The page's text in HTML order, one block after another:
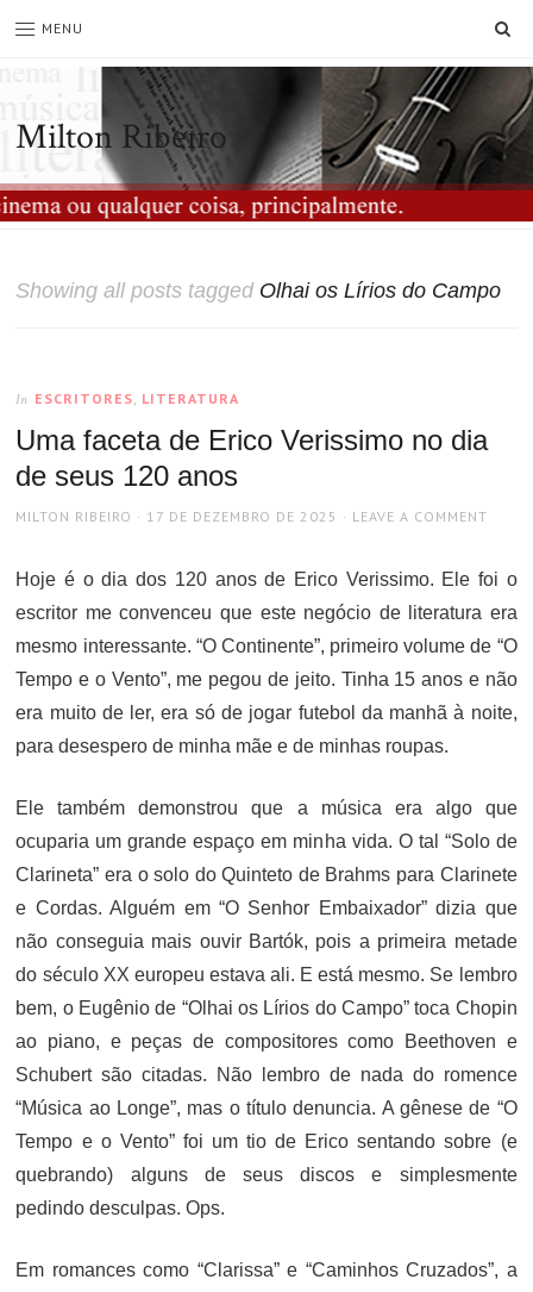
MENU
Milton Ribeiro
Showing all posts tagged Olhai os Lírios do Campo
In ESCRITORES, LITERATURA
Uma faceta de Erico Verissimo no dia
de seus 120 anos
AUTHOR
MILTON RIBEIRO
POSTED
17 DE DEZEMBRO DE 2025 LEAVE A COMMENT
Hoje é o dia dos 120 anos de Erico Verissimo. Ele foi o
escritor me convenceu que este negócio de literatura era
mesmo interessante. “O Continente”, primeiro volume de “O
Tempo e o Vento”, me pegou de jeito. Tinha 15 anos e não
era muito de ler, era só de jogar futebol da manhã à noite,
para desespero de minha mãe e de minhas roupas.
Ele também demonstrou que a música era algo que
ocuparia um grande espaço em minha vida. O tal “Solo de
Clarineta” era o solo do Quinteto de Brahms para Clarinete
e Cordas. Alguém em “O Senhor Embaixador” dizia que
não conseguia mais ouvir Bartók, pois a primeira metade
do século XX europeu estava ali. E está mesmo. Se lembro
bem, o Eugênio de “Olhai os Lírios do Campo” toca Chopin
ao piano, e peças de compositores como Beethoven e
Schubert são citadas. Não lembro de nada do romence
“Música ao Longe”, mas o título denuncia. A gênese de “O
Tempo e o Vento” foi um tio de Erico sentando sobre (e
quebrando) alguns de seus discos e simplesmente
pedindo desculpas. Ops.
Em romances como “Clarissa” e “Caminhos Cruzados”, a